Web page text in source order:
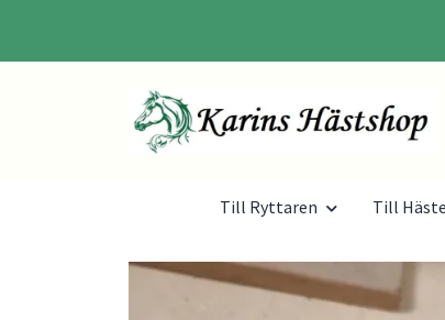
Till Ryttaren Till